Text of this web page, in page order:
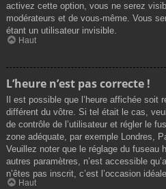
activez cette option, vous ne serez
modérateurs et de vous-même. Vous
étant un utilisateur invisible.
Haut
L’heure n’est pas correcte !
Il est possible que l’heure affichée soit
différent du vôtre. Si tel était le cas,
de contrôle de l’utilisateur et régler le
zone adéquate, par exemple Londres,
Veuillez noter que le réglage du fuseau
autres paramètres, n’est accessible
n’êtes pas inscrit, c’est l’occasion
Haut